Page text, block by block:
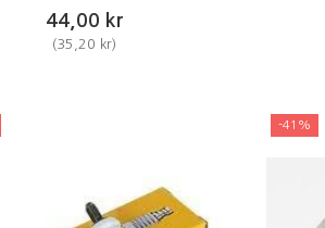
44,00 kr
(35,20 kr)
-41%